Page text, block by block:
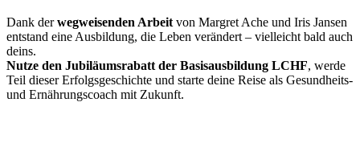
Dank derwegweisenden Arbeit von Margret Ache und Iris Jansen
entstand eine Ausbildung, die Leben verändert – vielleicht bald auch
deins.
Nutze den Jubiläumsrabatt der Basisausbildung LCHF, werde
Teil dieser Erfolgsgeschichte und starte deine Reise als Gesundheits-
und Ernährungscoach mit Zukunft.